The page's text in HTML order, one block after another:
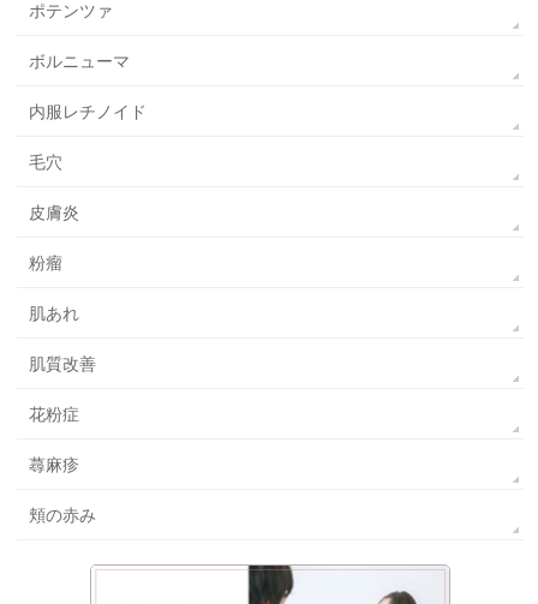
ポテンツァ
ボルニューマ
内服レチノイド
毛穴
皮膚炎
粉瘤
肌あれ
肌質改善
花粉症
蕁麻疹
頬の赤み